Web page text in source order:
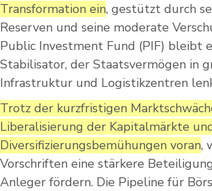
Transformation ein, gestützt durch
Reserven und seine moderate
Public Investment Fund (PIF) bleibt
Stabilisator, der Staatsvermögen in
Infrastruktur und Logistikzentren
Trotz der kurzfristigen
Liberalisierung der Kapitalmärkte
Diversifizierungsbemühungen voran,
Vorschriften eine stärkere
Anleger fördern. Die Pipeline für